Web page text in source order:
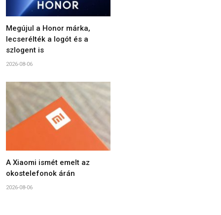
Megújul a Honor márka,
lecserélték a logót és a
szlogent is
2026-08-06
A Xiaomi ismét emelt az
okostelefonok árán
2026-08-06